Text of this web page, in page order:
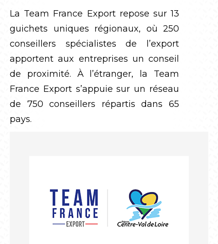
La Team France Export repose sur 13
guichets uniques régionaux, où 250
conseillers spécialistes de l’export
apportent aux entreprises un conseil
de proximité. À l’étranger, la Team
France Export s’appuie sur un réseau
de 750 conseillers répartis dans 65
pays.